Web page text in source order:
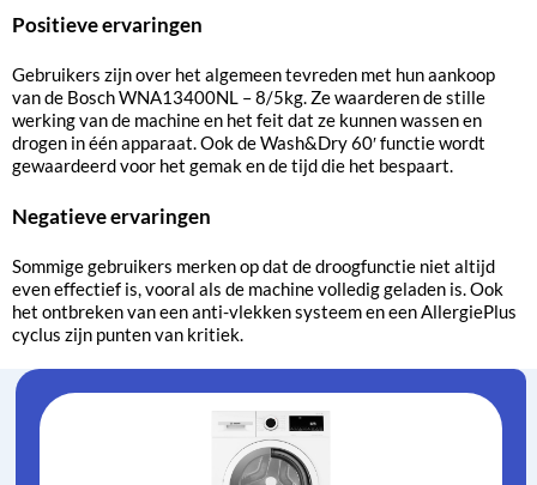
Positieve ervaringen
Gebruikers zijn over het algemeen tevreden met hun aankoop
van de Bosch WNA13400NL – 8/5kg. Ze waarderen de stille
werking van de machine en het feit dat ze kunnen wassen en
drogen in één apparaat. Ook de Wash&Dry 60′ functie wordt
gewaardeerd voor het gemak en de tijd die het bespaart.
Negatieve ervaringen
Sommige gebruikers merken op dat de droogfunctie niet altijd
even effectief is, vooral als de machine volledig geladen is. Ook
het ontbreken van een anti-vlekken systeem en een AllergiePlus
cyclus zijn punten van kritiek.